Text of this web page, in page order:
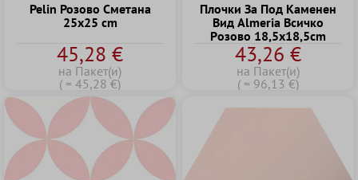
Pelin Розово Cметана
25x25 cm
45,28 €
на Пакет(и)
( = 45,28 €)
Плочки За Под Kаменен
Bид Almeria Всичко
Pозово 18,5x18,5cm
43,26 €
на Пакет(и)
( = 96,13 €)